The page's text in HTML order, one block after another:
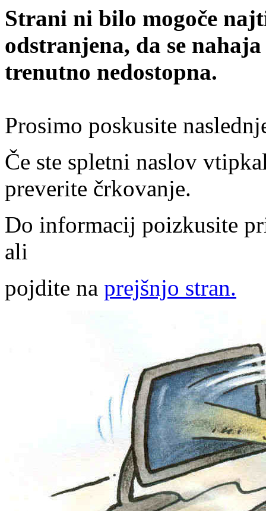
Strani ni bilo mogoče
odstranjena, da se
trenutno nedostopna.
Prosimo poskusite
Če ste spletni naslov
preverite črkovanje.
Do informacij poizkusite
ali
pojdite na prejšnjo stran.